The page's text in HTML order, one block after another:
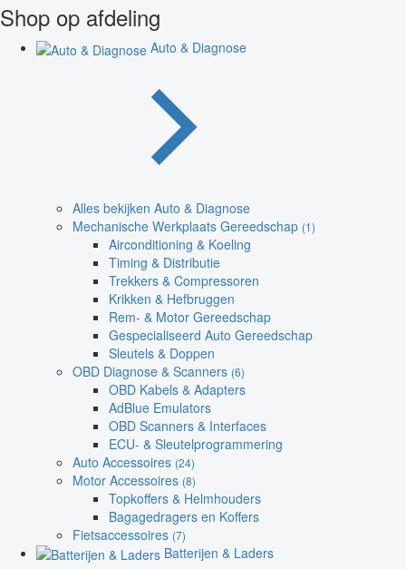
Shop op afdeling
Auto & Diagnose
Alles bekijken Auto & Diagnose
Mechanische Werkplaats Gereedschap (1)
Airconditioning & Koeling
Timing & Distributie
Trekkers & Compressoren
Krikken & Hefbruggen
Rem- & Motor Gereedschap
Gespecialiseerd Auto Gereedschap
Sleutels & Doppen
OBD Diagnose & Scanners (6)
OBD Kabels & Adapters
AdBlue Emulators
OBD Scanners & Interfaces
ECU- & Sleutelprogrammering
Auto Accessoires (24)
Motor Accessoires (8)
Topkoffers & Helmhouders
Bagagedragers en Koffers
Fietsaccessoires (7)
Batterijen & Laders